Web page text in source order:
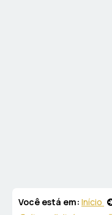
Você está em: Início